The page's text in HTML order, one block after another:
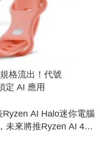
格流出！代號
定 AI 應用
AI Halo迷你電腦
未來將推Ryzen AI 400